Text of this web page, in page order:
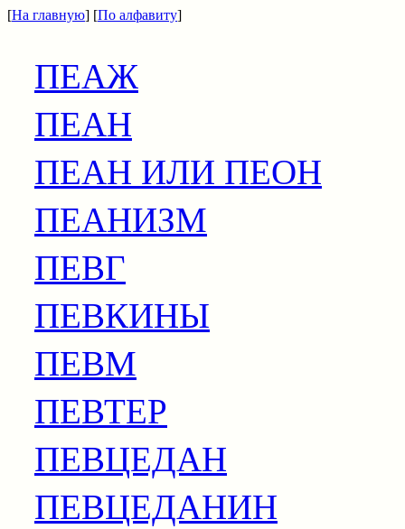
[На главную] [По алфавиту]
ПЕАЖ
ПЕАН
ПЕАН ИЛИ ПЕОН
ПЕАНИЗМ
ПЕВГ
ПЕВКИНЫ
ПЕВМ
ПЕВТЕР
ПЕВЦЕДАН
ПЕВЦЕДАНИН